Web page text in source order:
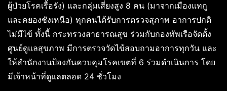
ผู้ป่วยโรคเรื้อรัง) และกลุ่มเสี่ยงสูง 8 คน (มาจากเมืองแทกู
และคยองชังเหนือ) ทุกคนได้รับการตรวจสุภาพ อาการปกติ
ไม่มีไข้ ทั้งนี้ กระทรวงสาธารณสุข ร่วมกับกองทัพเรือจัดตั้ง
ศูนย์ดูแลสุขภาพ มีการตรวจวัดไข้สอบถามอาการทุกวัน และ
ให้สำนักงานป้องกันควบคุมโรคเขตที่ 6 ร่วมดำเนินการ โดย
มีเจ้าหน้าที่ดูแลตลอด 24 ชั่วโมง